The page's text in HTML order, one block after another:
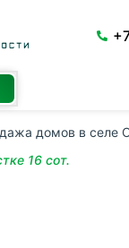
домов в селе
16 сот.